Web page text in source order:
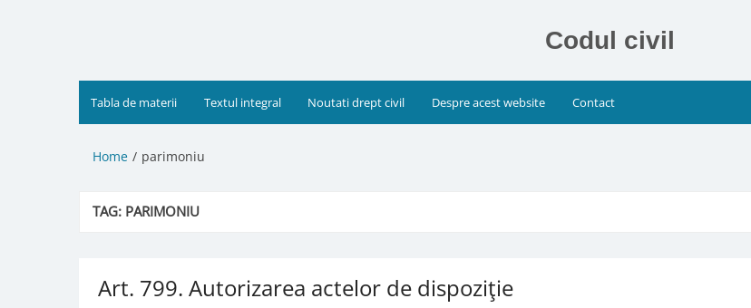
Codul civil
Tabla de materii Textul integral Noutati drept civil Despre acest website Contact
Home parimoniu
TAG: PARIMONIU
Art. 799. Autorizarea actelor de dispoziţie